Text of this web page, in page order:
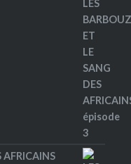
AFRICAINS